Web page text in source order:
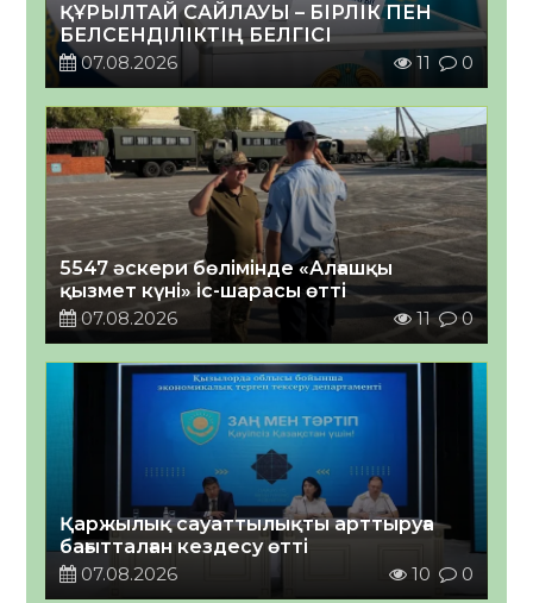
ҚҰРЫЛТАЙ САЙЛАУЫ – БІРЛІК ПЕН
БЕЛСЕНДІЛІКТІҢ БЕЛГІСІ
07.08.2026
11 0
5547 әскери бөлімінде «Алғашқы
қызмет күні» іс-шарасы өтті
07.08.2026
11 0
Қаржылық сауаттылықты арттыруға
бағытталған кездесу өтті
07.08.2026
10 0